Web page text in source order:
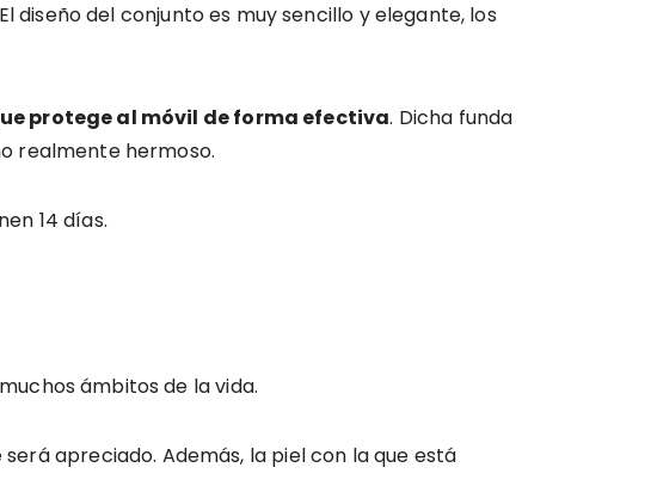
diseño del conjunto es muy sencillo y elegante, los
protege al móvil de forma efectiva. Dicha funda
realmente hermoso.
14 días.
ámbitos de la vida.
será apreciado. Además, la piel con la que está